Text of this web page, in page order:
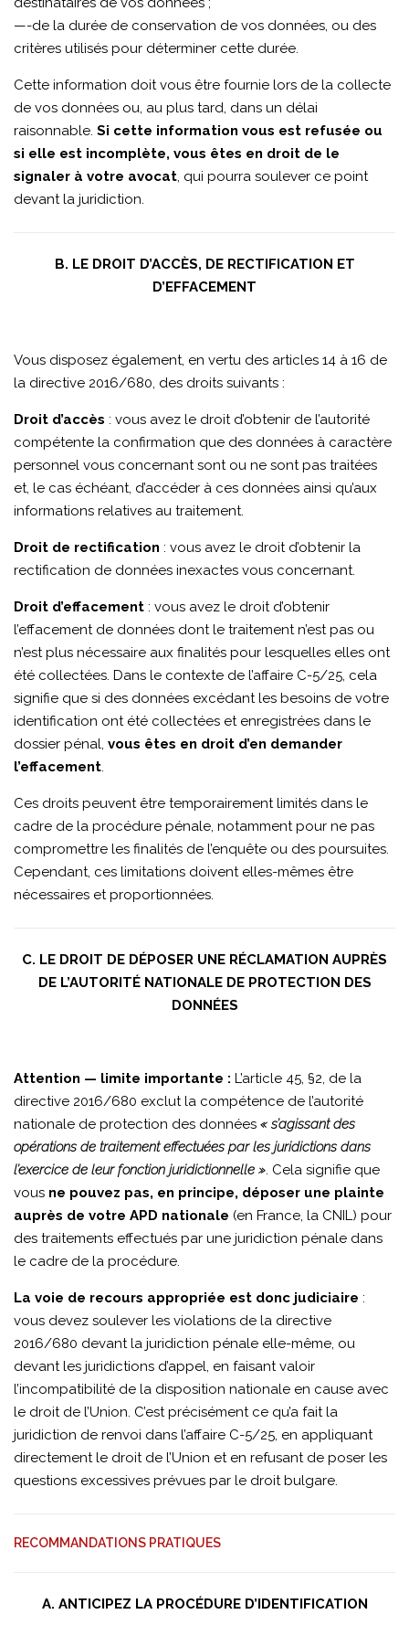
—-de la durée de conservation de vos données, ou des
critères utilisés pour déterminer cette durée.
Cette information doit vous être fournie lors de la collecte
de vos données ou, au plus tard, dans un délai
raisonnable. Si cette information vous est refusée ou
si elle est incomplète, vous êtes en droit de le
signaler à votre avocat, qui pourra soulever ce point
devant la juridiction.
B. LE DROIT D’ACCÈS, DE RECTIFICATION ET
D’EFFACEMENT
Vous disposez également, en vertu des articles 14 à 16 de
la directive 2016/680, des droits suivants :
Droit d’accès : vous avez le droit d’obtenir de l’autorité
compétente la confirmation que des données à caractère
personnel vous concernant sont ou ne sont pas traitées
et, le cas échéant, d’accéder à ces données ainsi qu’aux
informations relatives au traitement.
Droit de rectification : vous avez le droit d’obtenir la
rectification de données inexactes vous concernant.
Droit d’effacement : vous avez le droit d’obtenir
l’effacement de données dont le traitement n’est pas ou
n’est plus nécessaire aux finalités pour lesquelles elles ont
été collectées. Dans le contexte de l’affaire C-5/25, cela
signifie que si des données excédant les besoins de votre
identification ont été collectées et enregistrées dans le
dossier pénal, vous êtes en droit d’en demander
l’effacement.
Ces droits peuvent être temporairement limités dans le
cadre de la procédure pénale, notamment pour ne pas
compromettre les finalités de l’enquête ou des poursuites.
Cependant, ces limitations doivent elles-mêmes être
nécessaires et proportionnées.
C. LE DROIT DE DÉPOSER UNE RÉCLAMATION AUPRÈS
DE L’AUTORITÉ NATIONALE DE PROTECTION DES
DONNÉES
Attention — limite importante : L’article 45, §2, de la
directive 2016/680 exclut la compétence de l’autorité
nationale de protection des données « s’agissant des
opérations de traitement effectuées par les juridictions dans
l’exercice de leur fonction juridictionnelle ». Cela signifie que
vous ne pouvez pas, en principe, déposer une plainte
auprès de votre APD nationale (en France, la CNIL) pour
des traitements effectués par une juridiction pénale dans
le cadre de la procédure.
La voie de recours appropriée est donc judiciaire :
vous devez soulever les violations de la directive
2016/680 devant la juridiction pénale elle-même, ou
devant les juridictions d’appel, en faisant valoir
l’incompatibilité de la disposition nationale en cause avec
le droit de l’Union. C’est précisément ce qu’a fait la
juridiction de renvoi dans l’affaire C-5/25, en appliquant
directement le droit de l’Union et en refusant de poser les
questions excessives prévues par le droit bulgare.
RECOMMANDATIONS PRATIQUES
A. ANTICIPEZ LA PROCÉDURE D’IDENTIFICATION